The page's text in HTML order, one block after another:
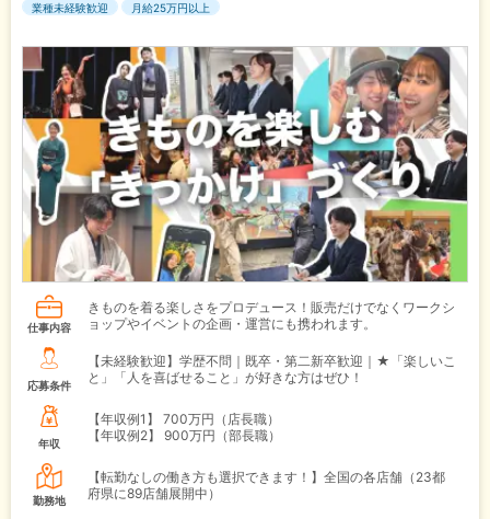
業種未経験歓迎
月給25万円以上
仕事内容
きものを着る楽しさをプロデュース！販売だけでなくワークシ
ョップやイベントの企画・運営にも携われます。
応募条件
【未経験歓迎】学歴不問｜既卒・第二新卒歓迎｜★「楽しいこ
と」「人を喜ばせること」が好きな方はぜひ！
年収
【年収例1】
700万円（店長職）
【年収例2】
900万円（部長職）
勤務地
【転勤なしの働き方も選択できます！】全国の各店舗（23都
府県に89店舗展開中）